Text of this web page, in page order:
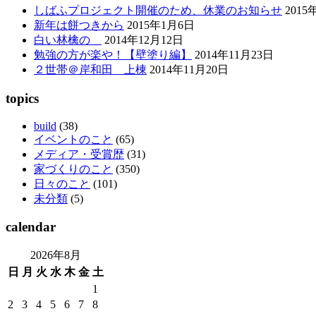
しばふプロジェクト開催のため、休業のお知らせ 2015
新年は餅つきから 2015年1月6日
白い林檎の
2014年12月12日
勉強の方が楽や！【壁塗り編】
2014年11月23日
２世帯＠岸和田 上棟 2014年11月20日
topics
build (38)
イベントのこと (65)
メディア・受賞歴 (31)
家づくりのこと (350)
日々のこと (101)
未分類 (5)
calendar
2026年8月
日
月 火 水 木 金 土
1
2
3 4 5 6 7
8